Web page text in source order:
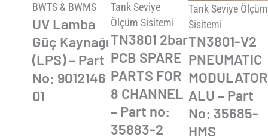
BWTS & BWMS
UV Lamba
Güç Kaynağı
(LPS) – Part
No: 9012146
01
Tank Seviye
Ölçüm Sisitemi
TN3801 2bar
PCB SPARE
PARTS FOR
8 CHANNEL
– Part no:
35883-2
Tank Seviye Ölçüm
Sisitemi
TN3801-V2
PNEUMATIC
MODULATOR
ALU – Part
No: 35685-
HMS